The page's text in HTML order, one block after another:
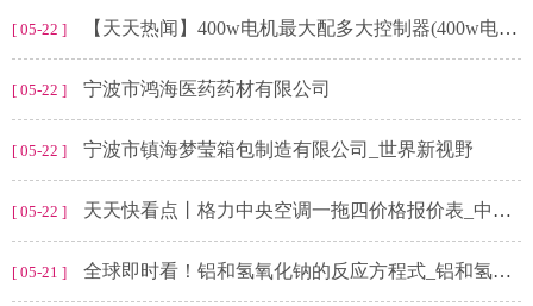
[ 05-22 ] 【天天热闻】400w电机最大配多大控制器(400w电机有多大的力)
[ 05-22 ] 宁波市鸿海医药药材有限公司
[ 05-22 ] 宁波市镇海梦莹箱包制造有限公司_世界新视野
[ 05-22 ] 天天快看点丨格力中央空调一拖四价格报价表_中央空调一拖几是什么意思
[ 05-21 ] 全球即时看！铝和氢氧化钠的反应方程式_铝和氢氧化钠